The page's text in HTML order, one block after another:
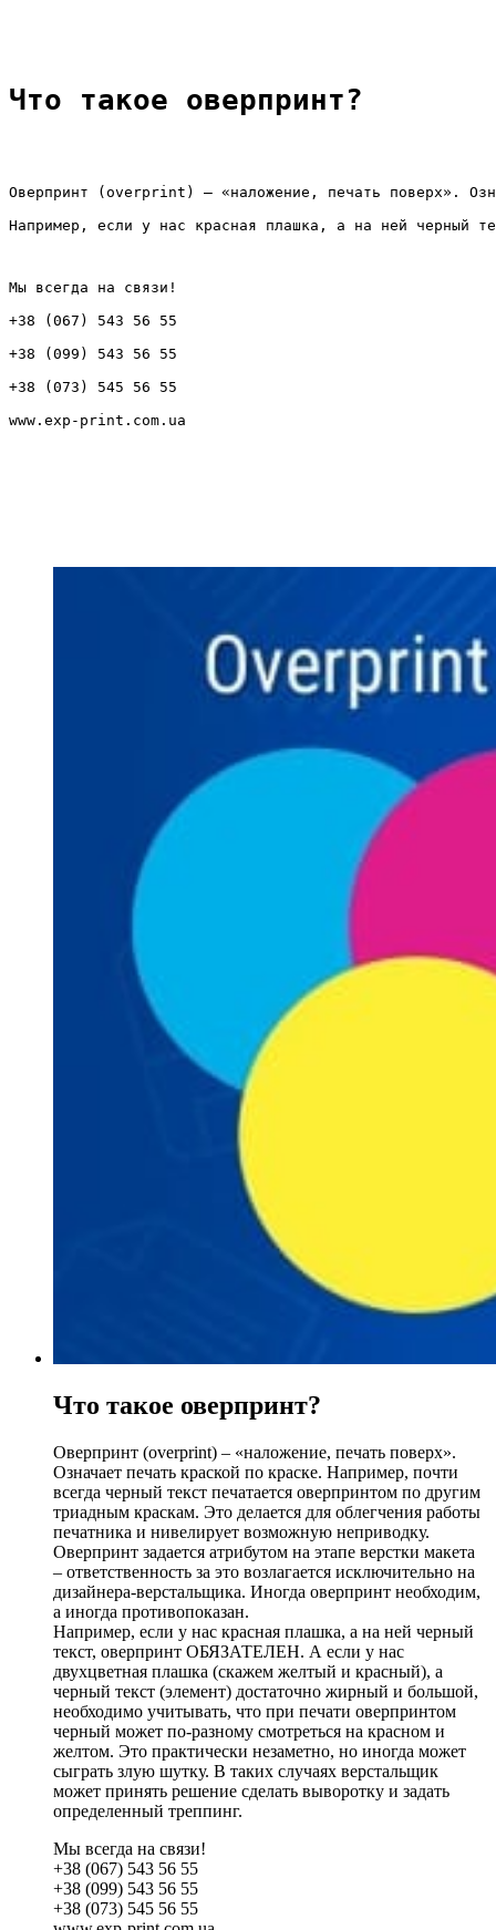
Что такое оверпринт?
Оверпринт (overprint) – «наложение, печать поверх».
Например, если у нас красная плашка, а на ней черный
Мы всегда на связи!
+38 (067) 543 56 55
+38 (099) 543 56 55
+38 (073) 545 56 55
www.exp-print.com.ua
Что такое оверпринт?
Оверпринт (overprint) – «наложение, печать поверх».
Означает печать краской по краске. Например, почти
всегда черный текст печатается оверпринтом по другим
триадным краскам. Это делается для облегчения работы
печатника и нивелирует возможную неприводку.
Оверпринт задается атрибутом на этапе верстки макета
– ответственность за это возлагается исключительно на
дизайнера-верстальщика. Иногда оверпринт необходим,
а иногда противопоказан.
Например, если у нас красная плашка, а на ней черный
текст, оверпринт ОБЯЗАТЕЛЕН. А если у нас
двухцветная плашка (скажем желтый и красный), а
черный текст (элемент) достаточно жирный и большой,
необходимо учитывать, что при печати оверпринтом
черный может по-разному смотреться на красном и
желтом. Это практически незаметно, но иногда может
сыграть злую шутку. В таких случаях верстальщик
может принять решение сделать выворотку и задать
определенный треппинг.
Мы всегда на связи!
+38 (067) 543 56 55
+38 (099) 543 56 55
+38 (073) 545 56 55